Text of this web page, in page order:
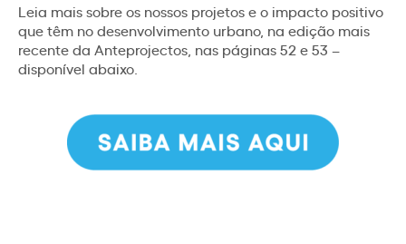
Leia mais sobre os nossos projetos e o impacto positivo
que têm no desenvolvimento urbano, na edição mais
recente da Anteprojectos, nas páginas 52 e 53 –
disponível abaixo.